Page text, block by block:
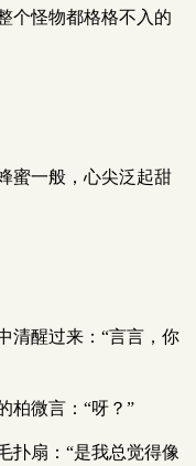
个怪物都格格不入的
蜜一般，心尖泛起甜
清醒过来：“言言，你
柏微言：“呀？”
扑扇：“是我总觉得像